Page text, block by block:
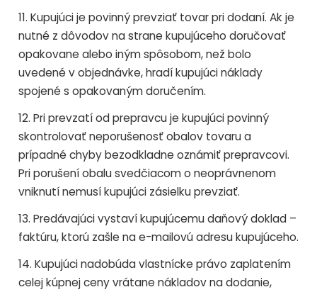
11. Kupujúci je povinný prevziať tovar pri dodaní. Ak je
nutné z dôvodov na strane kupujúceho doručovať
opakovane alebo iným spôsobom, než bolo
uvedené v objednávke, hradí kupujúci náklady
spojené s opakovaným doručením.
12. Pri prevzatí od prepravcu je kupujúci povinný
skontrolovať neporušenosť obalov tovaru a
prípadné chyby bezodkladne oznámiť prepravcovi.
Pri porušení obalu svedčiacom o neoprávnenom
vniknutí nemusí kupujúci zásielku prevziať.
13. Predávajúci vystaví kupujúcemu daňový doklad –
faktúru, ktorú zašle na e-mailovú adresu kupujúceho.
14. Kupujúci nadobúda vlastnícke právo zaplatením
celej kúpnej ceny vrátane nákladov na dodanie,